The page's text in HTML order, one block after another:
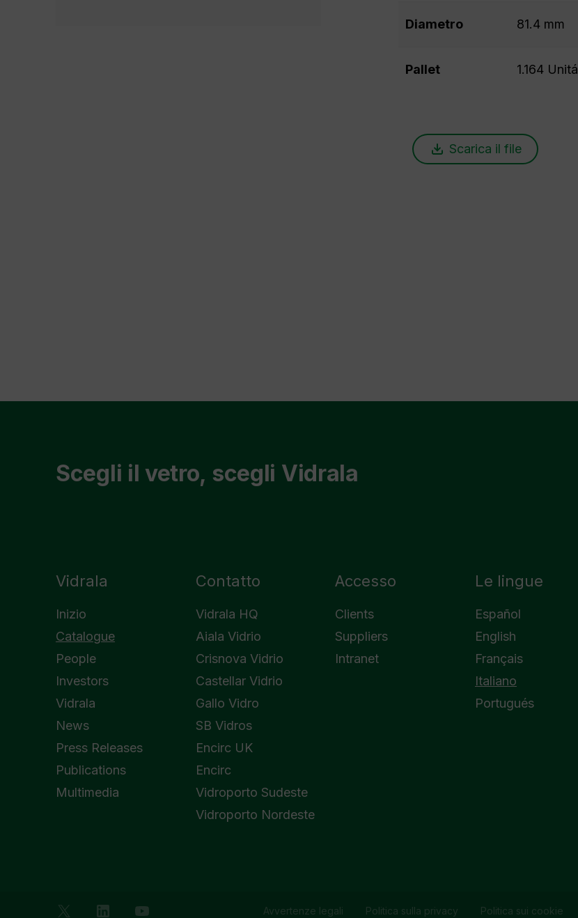
Diametro 81.4 mm
Pallet 1.164 Unitá
Scarica il file
Scegli il vetro, scegli Vidrala
Vidrala
Inizio
Catalogue
People
Investors
Vidrala
News
Press Releases
Publications
Multimedia
Contatto
Vidrala HQ
Aiala Vidrio
Crisnova Vidrio
Castellar Vidrio
Gallo Vidro
SB Vidros
Encirc UK
Encirc
Vidroporto Sudeste
Vidroporto Nordeste
Accesso
Clients
Suppliers
Intranet
Le lingue
Español
English
Français
Italiano
Portugués
Avvertenze legali Politica sulla privacy Politica sui cookie